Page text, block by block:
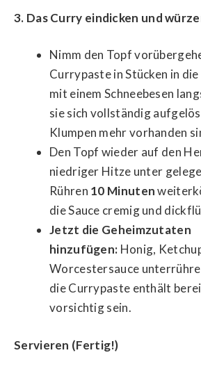
3. Das Curry eindicken und
Nimm den Topf
Currypaste in Stücken in
mit einem Schneebesen
sie sich vollständig
Klumpen mehr vorhanden
Den Topf wieder auf den
niedriger Hitze unter
Rühren 10 Minuten
die Sauce cremig und
Jetzt die Geheimzutaten
hinzufügen: Honig,
Worcestersauce
die Currypaste enthält
vorsichtig sein.
Servieren (Fertig!)